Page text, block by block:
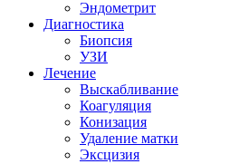
Эндометрит
Диагностика
Биопсия
УЗИ
Лечение
Выскабливание
Коагуляция
Конизация
Удаление матки
Эксцизия